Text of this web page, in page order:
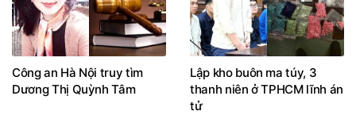
Công an Hà Nội truy tìm
Dương Thị Quỳnh Tâm
Lập kho buôn ma túy, 3
thanh niên ở TPHCM lĩnh án
tử